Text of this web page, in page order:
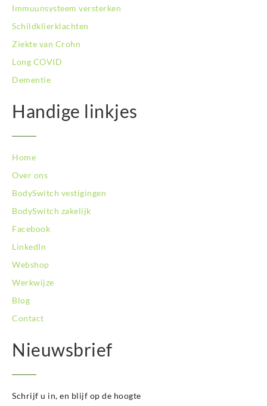
BodySwitch Tilburg
BodySwitch Utrecht
BodySwitch Veluwe
BodySwitch Vlaardingen
BodySwitch Wageningen
BodySwitch Zaandam
BodySwitch Zeist
BodySwitch Zoetermeer
BodySwitch Zwolle
Immuunsysteem versterken
Schildklierklachten
Ziekte van Crohn
Long COVID
Dementie
Handige linkjes
Home
Over ons
BodySwitch vestigingen
BodySwitch zakelijk
Facebook
LinkedIn
Webshop
Werkwijze
Blog
Contact
Nieuwsbrief
Schrijf u in, en blijf op de hoogte